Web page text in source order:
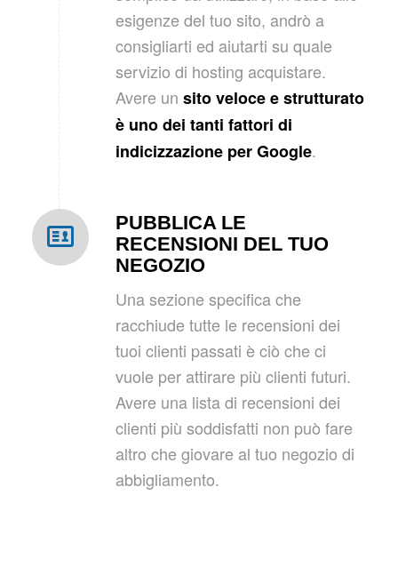
esigenze del tuo sito, andrò a
consigliarti ed aiutarti su quale
servizio di hosting acquistare.
Avere un sito veloce e strutturato
è uno dei tanti fattori di
indicizzazione per Google.
PUBBLICA LE
RECENSIONI DEL TUO
NEGOZIO
Una sezione specifica che
racchiude tutte le recensioni dei
tuoi clienti passati è ciò che ci
vuole per attirare più clienti futuri.
Avere una lista di recensioni dei
clienti più soddisfatti non può fare
altro che giovare al tuo negozio di
abbigliamento.